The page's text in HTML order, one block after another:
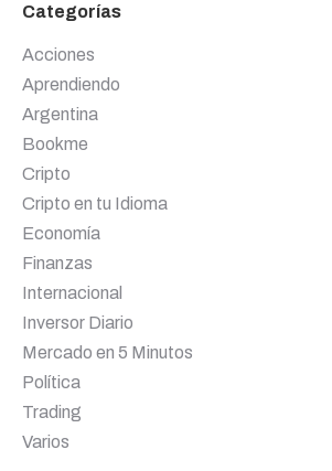
Categorías
Acciones
Aprendiendo
Argentina
Bookme
Cripto
Cripto en tu Idioma
Economía
Finanzas
Internacional
Inversor Diario
Mercado en 5 Minutos
Política
Trading
Varios